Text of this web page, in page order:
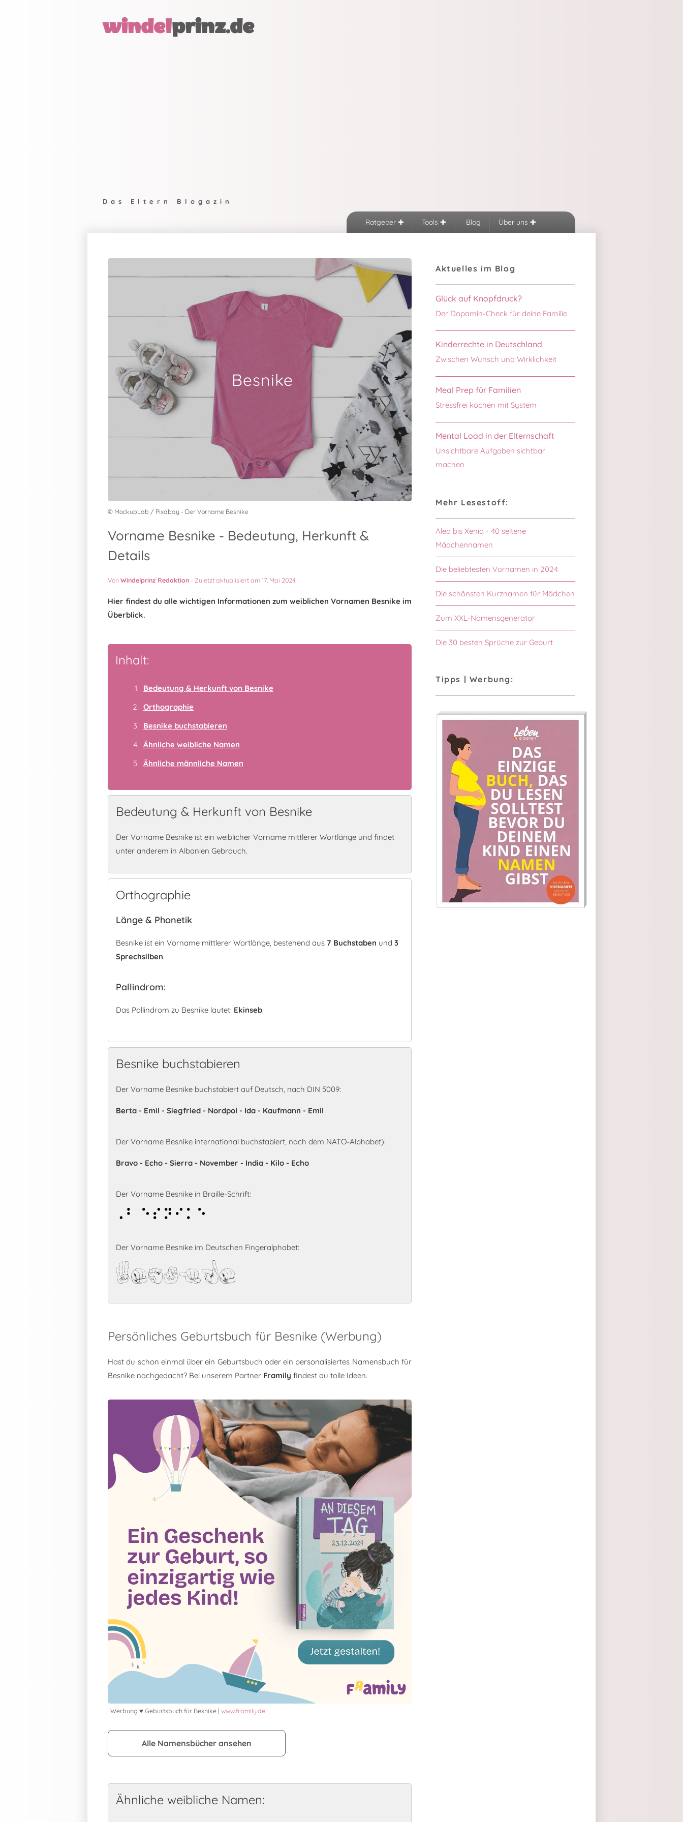
windelprinz.de
Das Eltern Blogazin
Ratgeber Tools Blog Über uns
Besnike
© MockupLab / Pixabay - Der Vorname Besnike
Vorname Besnike - Bedeutung, Herkunft &
Details
VonWindelprinz Redaktion - Zuletzt aktualisiert am 17. Mai 2024
Hier findest du alle wichtigen Informationen zum weiblichen Vornamen Besnike im
Überblick.
Inhalt:
Bedeutung & Herkunft von Besnike
Orthographie
Besnike buchstabieren
Ähnliche weibliche Namen
Ähnliche männliche Namen
Bedeutung & Herkunft von Besnike
Der Vorname Besnike ist ein weiblicher Vorname mittlerer Wortlänge und findet
unter anderem in Albanien Gebrauch.
Orthographie
Länge & Phonetik
Besnike ist ein Vorname mittlerer Wortlänge, bestehend aus 7 Buchstaben und 3
Sprechsilben.
Pallindrom:
Das Pallindrom zu Besnike lautet: Ekinseb.
Besnike buchstabieren
Der Vorname Besnike buchstabiert auf Deutsch, nach DIN 5009:
Berta - Emil - Siegfried - Nordpol - Ida - Kaufmann - Emil
Der Vorname Besnike international buchstabiert, nach dem NATO-Alphabet):
Bravo - Echo - Sierra - November - India - Kilo - Echo
Der Vorname Besnike in Braille-Schrift:
Besnike
Der Vorname Besnike im Deutschen Fingeralphabet:
Besnike
Persönliches Geburtsbuch für Besnike (Werbung)
Hast du schon einmal über ein Geburtsbuch oder ein personalisiertes Namensbuch für
Besnike nachgedacht? Bei unserem Partner Framily findest du tolle Ideen.
Werbung ♥ Geburtsbuch für Besnike | www.framily.de
Alle Namensbücher ansehen
Ähnliche weibliche Namen:
Aktuelles im Blog
Glück auf Knopfdruck?
Der Dopamin-Check für deine Familie
Kinderrechte in Deutschland
Zwischen Wunsch und Wirklichkeit
Meal Prep für Familien
Stressfrei kochen mit System
Mental Load in der Elternschaft
Unsichtbare Aufgaben sichtbar
machen
Mehr Lesestoff:
Alea bis Xenia - 40 seltene
Mädchennamen
Die beliebtesten Vornamen in 2024
Die schönsten Kurznamen für Mädchen
Zum XXL-Namensgenerator
Die 30 besten Sprüche zur Geburt
Tipps | Werbung: